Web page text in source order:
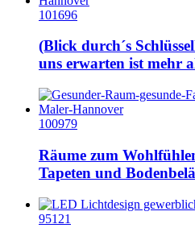
101696
(Blick durch´s
uns erwarten ist mehr
100979
Räume zum
Tapeten und
95121